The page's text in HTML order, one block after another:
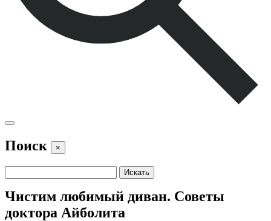
Поиск ×
Чистим любимый диван. Советы
доктора Айболита